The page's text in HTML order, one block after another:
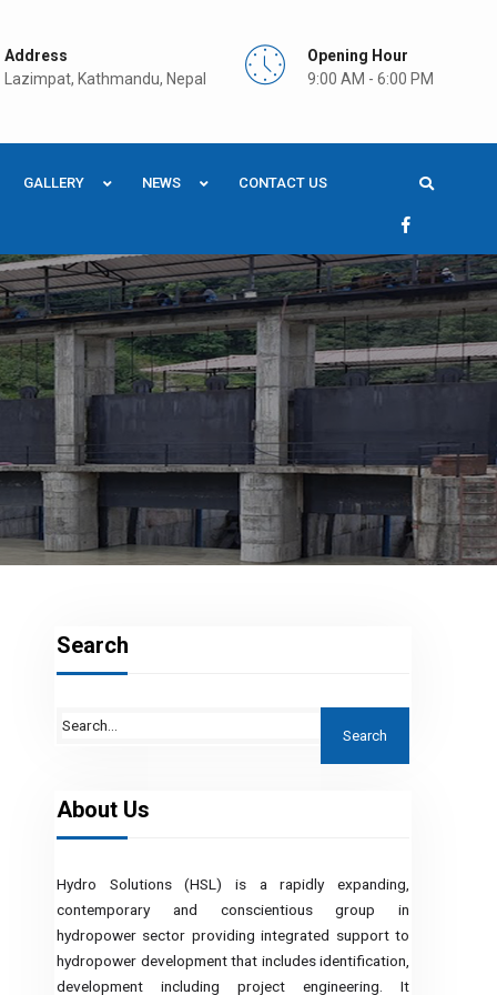
Address
Lazimpat, Kathmandu, Nepal
Opening Hour
9:00 AM - 6:00 PM
GALLERY NEWS CONTACT US
Search
About Us
Hydro Solutions (HSL) is a rapidly expanding,
contemporary and conscientious group in
hydropower sector providing integrated support to
hydropower development that includes identification,
development including project engineering. It